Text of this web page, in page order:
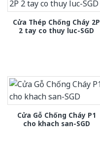
Cửa Thép Chống Cháy 2P
2 tay co thuy luc-SGD
Cửa Gỗ Chống Cháy P1
cho khach san-SGD